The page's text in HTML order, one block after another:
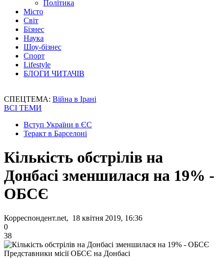
Політика
Місто
Світ
Бізнес
Наука
Шоу-бізнес
Спорт
Lifestyle
БЛОГИ ЧИТАЧІВ
СПЕЦТЕМА: Війна в Ірані
ВСІ ТЕМИ
Вступ України в ЄС
Теракт в Барселоні
Кількість обстрілів на
Донбасі зменшилася на 19% -
ОБСЄ
Корреспондент.net, 18 квітня 2019, 16:36
0
38
Представники місії ОБСЄ на Донбасі